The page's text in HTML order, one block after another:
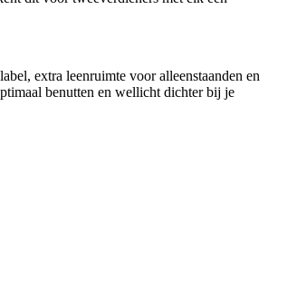
extra leenruimte voor alleenstaanden en
benutten en wellicht dichter bij je